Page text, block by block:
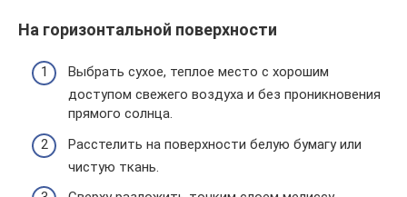
На горизонтальной поверхности
Выбрать сухое, теплое место с хорошим
доступом свежего воздуха и без проникновения
прямого солнца.
Расстелить на поверхности белую бумагу или
чистую ткань.